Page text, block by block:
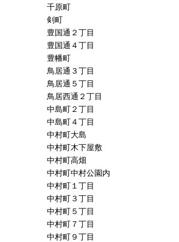
千原町
剣町
豊国通２丁目
豊国通４丁目
豊幡町
鳥居通３丁目
鳥居通５丁目
鳥居西通２丁目
中島町２丁目
中島町４丁目
中村町大島
中村町木下屋敷
中村町高畑
中村町中村公園内
中村町１丁目
中村町３丁目
中村町５丁目
中村町７丁目
中村町９丁目